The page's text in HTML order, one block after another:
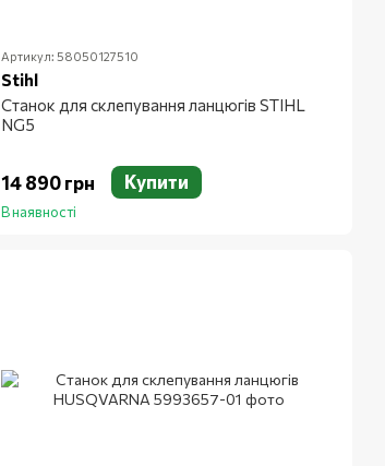
Артикул: 58050127510
Stihl
Станок для склепування ланцюгів STIHL
NG5
14 890 грн Купити
В наявності